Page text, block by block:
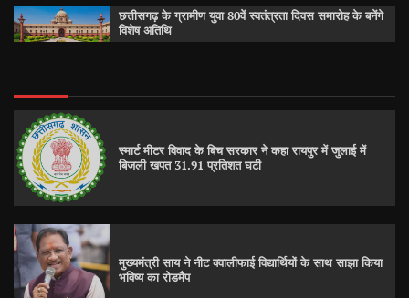
छत्तीसगढ़ के ग्रामीण युवा 80वें स्वतंत्रता दिवस समारोह के बनेंगे
विशेष अतिथि
स्मार्ट मीटर विवाद के बिच सरकार ने कहा रायपुर में जुलाई में
बिजली खपत 31.91 प्रतिशत घटी
मुख्यमंत्री साय ने नीट क्वालीफाई विद्यार्थियों के साथ साझा किया
भविष्य का रोडमैप